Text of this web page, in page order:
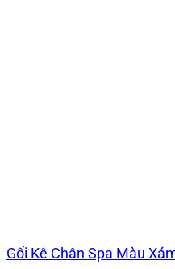
Gối Kê Chân Spa Màu